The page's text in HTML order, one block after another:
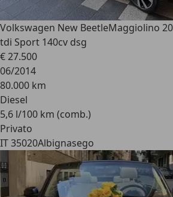
Volkswagen New BeetleMaggiolino
tdi Sport 140cv dsg
€ 27.500
06/2014
80.000 km
Diesel
5,6 l/100 km (comb.)
Privato
IT 35020Albignasego